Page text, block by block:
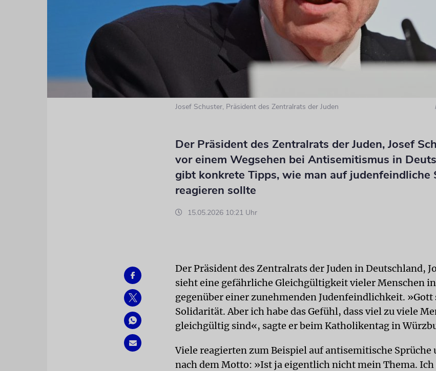
Josef Schuster, Präsident des Zentralrats der Juden
Der Präsident des Zentralrats der Juden, Josef
vor einem Wegsehen bei Antisemitismus in
gibt konkrete Tipps, wie man auf judenfeindliche
reagieren sollte
15.05.2026 10:21 Uhr
Der Präsident des Zentralrats der Juden in Deutschland,
sieht eine gefährliche Gleichgültigkeit vieler Menschen
gegenüber einer zunehmenden Judenfeindlichkeit. »Gott
Solidarität. Aber ich habe das Gefühl, dass viel zu viele
gleichgültig sind«, sagte er beim Katholikentag in
Viele reagierten zum Beispiel auf antisemitische Sprüche
nach dem Motto: »Ist ja eigentlich nicht mein Thema.